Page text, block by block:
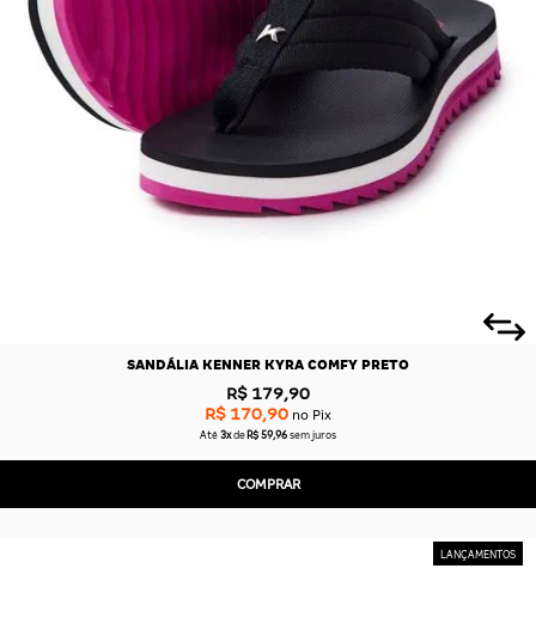
SANDÁLIA KENNER KYRA COMFY PRETO
R$ 179,90
R$ 170,90 no Pix
Até 3x de R$ 59,96 sem juros
COMPRAR